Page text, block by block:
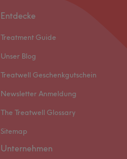
Entdecke
Treatment Guide
Unser Blog
Treatwell Geschenkgutschein
Newsletter Anmeldung
The Treatwell Glossary
Sitemap
Unternehmen